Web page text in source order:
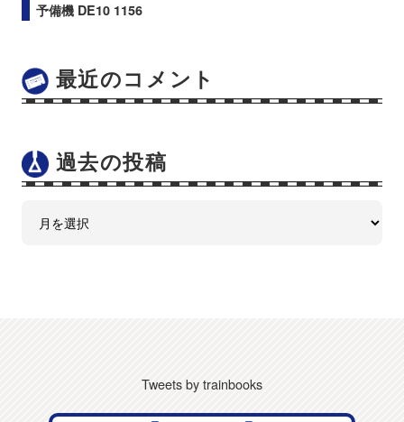
予備機 DE10 1156
最近のコメント
過去の投稿
Tweets by trainbooks